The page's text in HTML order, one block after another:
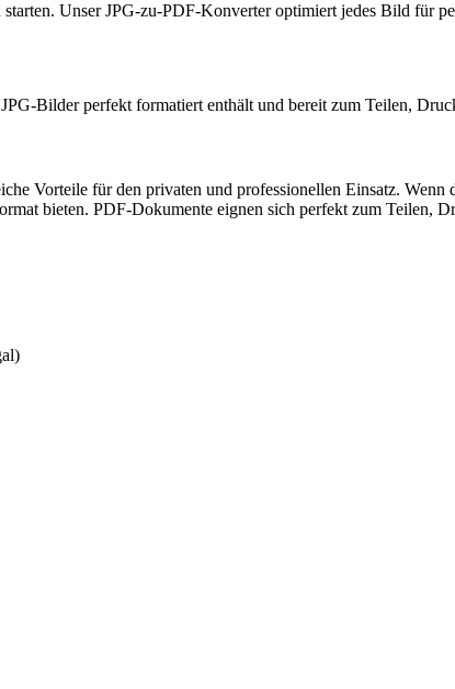
Unser JPG-zu-PDF-Konverter optimiert jedes Bild für
Bilder perfekt formatiert enthält und bereit zum Teilen,
Vorteile für den privaten und professionellen Einsatz.
bieten. PDF-Dokumente eignen sich perfekt zum Teilen,